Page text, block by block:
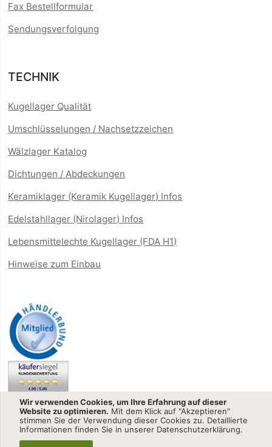
Wir verwenden Cookies, um Ihre Erfahrung auf dieser
Website zu optimieren. Mit dem Klick auf "Akzeptieren"
stimmen Sie der Verwendung dieser Cookies zu. Detaillierte
Informationen finden Sie in unserer Datenschutzerklärung.
Fax Bestellformular
Sendungsverfolgung
TECHNIK
Kugellager Qualität
Umschlüsselungen / Nachsetzzeichen
Wälzlager Katalog
Dichtungen / Abdeckungen
Keramiklager (Keramik Kugellager) Infos
Edelstahllager (Nirolager) Infos
Lebensmittelechte Kugellager (FDA H1)
Hinweise zum Einbau